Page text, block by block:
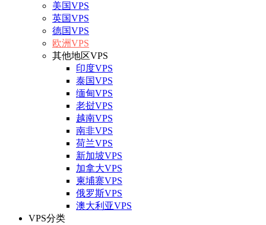
美国VPS
英国VPS
德国VPS
欧洲VPS
其他地区VPS
印度VPS
泰国VPS
缅甸VPS
老挝VPS
越南VPS
南非VPS
荷兰VPS
新加坡VPS
加拿大VPS
柬埔寨VPS
俄罗斯VPS
澳大利亚VPS
VPS分类